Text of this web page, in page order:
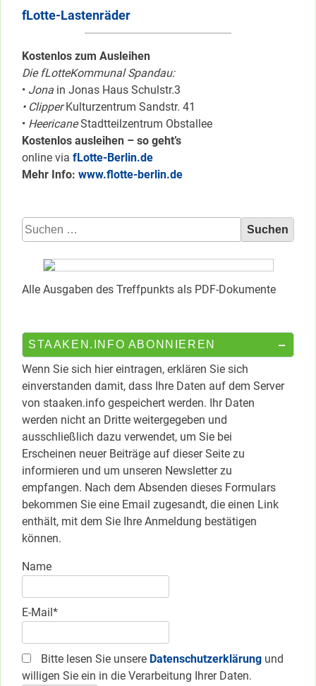
fLotte-Lastenräder
Kostenlos zum Ausleihen
Die fLotteKommunal Spandau:
• Jona in Jonas Haus Schulstr.3
• ClipperKulturzentrum Sandstr. 41
• HeericaneStadtteilzentrum Obstallee
Kostenlos ausleihen – so geht’s
online via fLotte-Berlin.de
Mehr Info: www.flotte-berlin.de
Suchen
nach:
Alle Ausgaben des Treffpunkts als PDF-Dokumente
STAAKEN.INFO ABONNIEREN
Wenn Sie sich hier eintragen, erklären Sie sich
einverstanden damit, dass Ihre Daten auf dem Server
von staaken.info gespeichert werden. Ihr Daten
werden nicht an Dritte weitergegeben und
ausschließlich dazu verwendet, um Sie bei
Erscheinen neuer Beiträge auf dieser Seite zu
informieren und um unseren Newsletter zu
empfangen. Nach dem Absenden dieses Formulars
bekommen Sie eine Email zugesandt, die einen Link
enthält, mit dem Sie Ihre Anmeldung bestätigen
können.
Name
E-Mail*
Bitte lesen Sie unsere Datenschutzerklärung und
willigen Sie ein in die Verarbeitung Ihrer Daten.